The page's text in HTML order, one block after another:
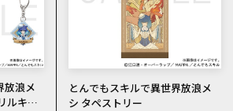
放浪メ
ルキー
とんでもスキルで異世界放浪メ
シ タペストリー